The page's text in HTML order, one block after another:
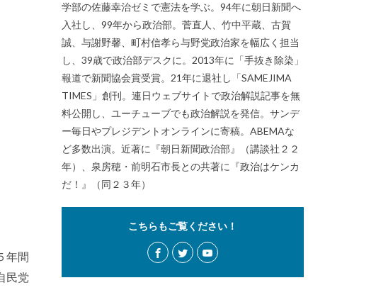
年間
民党
学部の佐藤幸治ゼミで憲法を学ぶ。94年に朝日新聞へ
入社し、99年から政治部。菅直人、竹中平蔵、古賀
誠、与謝野馨、町村信孝ら与野党政治家を幅広く担当
し、39歳で政治部デスクに。2013年に「手抜き除染」
報道で新聞協会賞受賞。21年に退社し「SAMEJIMA
TIMES」創刊。連日ウェブサイトで政治解説記事を無
料公開し、ユーチューブでも政治解説を発信。サンデ
ー毎日やプレジデントオンラインに寄稿。ABEMAな
ど多数出演。近著に『朝日新聞政治部』（講談社２２
年）、泉房穂・前明石市長との共著に『政治はケンカ
だ！』（同２３年）
こちらもご覧ください！